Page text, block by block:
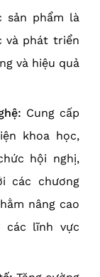
sản phẩm là
và phát triển
và hiệu quả
Cung cấp
khoa học,
hội nghị,
các chương
nâng cao
các lĩnh vực